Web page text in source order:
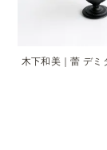
木下和美｜蕾 デミ